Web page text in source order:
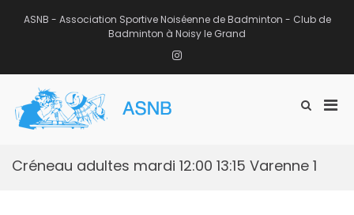
ASNB - Association Sportive Noiséenne de Badminton - Club de
Badminton à Noisy le Grand
Instagram
Afficher
recherche
Créneau adultes mardi 12:00 13:15 Varenne 1